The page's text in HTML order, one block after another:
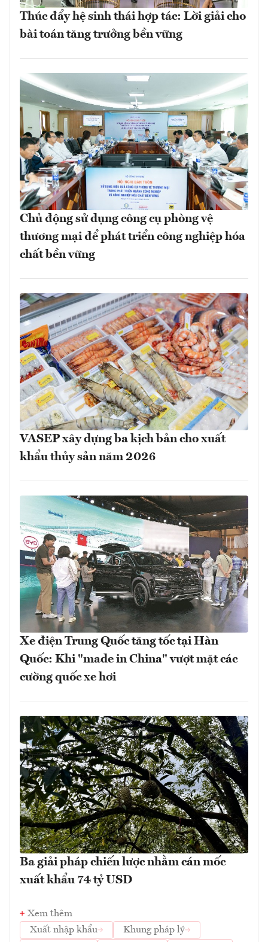
Thúc đẩy hệ sinh thái hợp tác: Lời giải cho
bài toán tăng trưởng bền vững
Chủ động sử dụng công cụ phòng vệ
thương mại để phát triển công nghiệp hóa
chất bền vững
VASEP xây dựng ba kịch bản cho xuất
khẩu thủy sản năm 2026
Xe điện Trung Quốc tăng tốc tại Hàn
Quốc: Khi "made in China" vượt mặt các
cường quốc xe hơi
Ba giải pháp chiến lược nhằm cán mốc
xuất khẩu 74 tỷ USD
Xem thêm
Xuất nhập khẩu
Khung pháp lý